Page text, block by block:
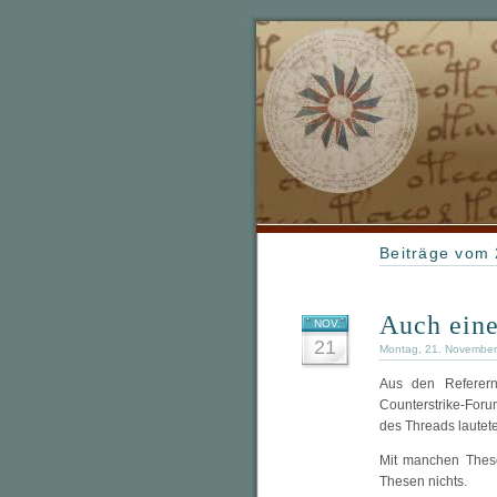
Beiträge vom
NOV.
21
Auch
Montag, 21.
Aus den
Counterstrike-
des Threads
Mit manchen
Thesen nichts.